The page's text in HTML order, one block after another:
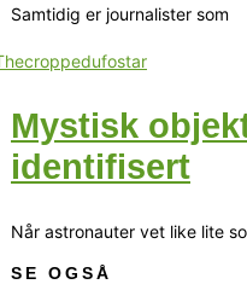
Samtidig er journalister som
Mystisk
identifisert
Når astronauter vet like lite
SE OGSÅ